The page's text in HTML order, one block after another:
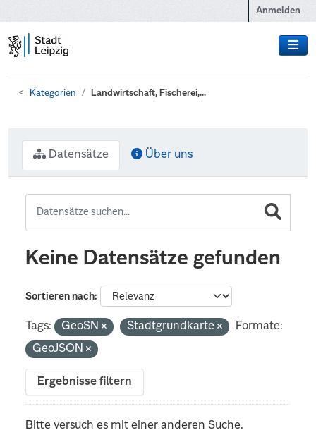
Anmelden
Kategorien Landwirtschaft, Fischerei,...
Datensätze Über uns
Keine Datensätze gefunden
Sortieren nach
Tags: GeoSN Stadtgrundkarte
Formate:
GeoJSON
Ergebnisse filtern
Bitte versuch es mit einer anderen Suche.